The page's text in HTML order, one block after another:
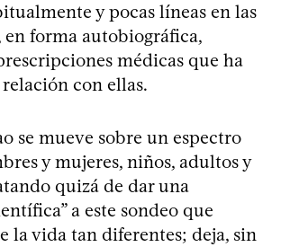
y pocas líneas en las
en forma autobiográfica,
médicas que ha
con ellas.
se mueve sobre un espectro
y mujeres, niños, adultos y
quizá de dar una
a este sondeo que
la vida tan diferentes; deja, sin